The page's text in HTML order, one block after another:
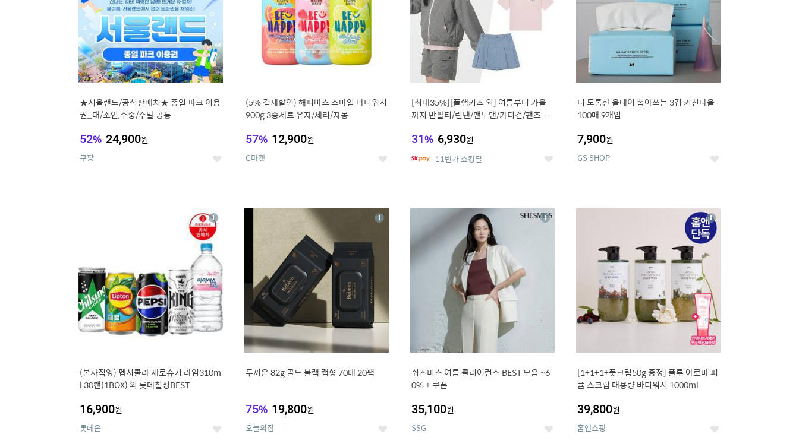
★서울랜드/공식판매처★ 종일 파크 이용
권_대/소인,주중/주말 공통
52% 24,900원
쿠팡 좋
(5% 결제할인) 해피바스 스마일 바디워시
900g 3종세트 유자/체리/자몽
57% 12,900원
G마켓 좋
[최대35%][폴햄키즈 외] 여름부터 가을
까지 반팔티/린넨/맨투맨/가디건/팬츠 외
31% 6,930원
11번가 쇼킹딜 좋
더 도톰한 올데이 뽑아쓰는 3겹 키친타올
100매 9개입
7,900원
GS SHOP 좋
(본사직영) 펩시콜라 제로슈거 라임310m
l 30캔(1BOX) 외 롯데칠성BEST
16,900원
롯데온 좋
상
세
14
두꺼운 82g 골드 블랙 캡형 70매 20팩
75% 19,800원
오늘의집 좋
상
15
쉬즈미스 여름 클리어런스 BEST 모음 ~6
0% + 쿠폰
35,100원
SSG 좋
상
16
[1+1+1+풋크림50g 증정] 플루 아로마 퍼
퓸 스크럽 대용량 바디워시 1000ml
39,800원
홈앤쇼핑 좋
상
세